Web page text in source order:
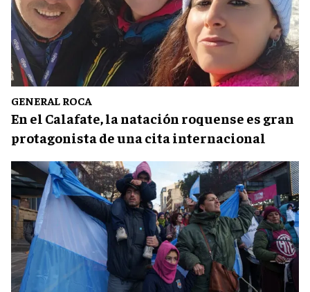
GENERAL ROCA
En el Calafate, la natación roquense es gran
protagonista de una cita internacional